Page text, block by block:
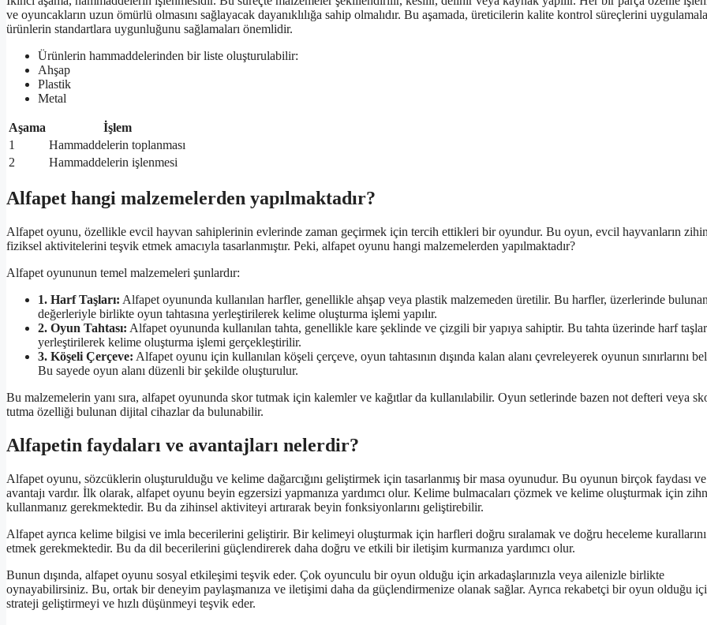
ve oyuncakların uzun ömürlü olmasını sağlayacak dayanıklılığa sahip olmalıdır. Bu aşamada, üreticilerin kalite kontrol süreçlerini
ürünlerin standartlara uygunluğunu sağlamaları önemlidir.
Ürünlerin hammaddelerinden bir liste oluşturulabilir:
Ahşap
Plastik
Metal
Aşama
İşlem
1
Hammaddelerin toplanması
2
Hammaddelerin işlenmesi
Alfapet hangi malzemelerden yapılmaktadır?
Alfapet oyunu, özellikle evcil hayvan sahiplerinin evlerinde zaman geçirmek için tercih ettikleri bir oyundur. Bu oyun, evcil hayvanların
fiziksel aktivitelerini teşvik etmek amacıyla tasarlanmıştır. Peki, alfapet oyunu hangi malzemelerden yapılmaktadır?
Alfapet oyununun temel malzemeleri şunlardır:
1. Harf Taşları: Alfapet oyununda kullanılan harfler, genellikle ahşap veya plastik malzemeden üretilir. Bu harfler, üzerlerinde
değerleriyle birlikte oyun tahtasına yerleştirilerek kelime oluşturma işlemi yapılır.
2. Oyun Tahtası: Alfapet oyununda kullanılan tahta, genellikle kare şeklinde ve çizgili bir yapıya sahiptir. Bu tahta üzerinde harf
yerleştirilerek kelime oluşturma işlemi gerçekleştirilir.
3. Köşeli Çerçeve: Alfapet oyunu için kullanılan köşeli çerçeve, oyun tahtasının dışında kalan alanı çevreleyerek oyunun sınırlarını
Bu sayede oyun alanı düzenli bir şekilde oluşturulur.
Bu malzemelerin yanı sıra, alfapet oyununda skor tutmak için kalemler ve kağıtlar da kullanılabilir. Oyun setlerinde bazen not defteri veya
tutma özelliği bulunan dijital cihazlar da bulunabilir.
Alfapetin faydaları ve avantajları nelerdir?
Alfapet oyunu, sözcüklerin oluşturulduğu ve kelime dağarcığını geliştirmek için tasarlanmış bir masa oyunudur. Bu oyunun birçok faydası ve
avantajı vardır. İlk olarak, alfapet oyunu beyin egzersizi yapmanıza yardımcı olur. Kelime bulmacaları çözmek ve kelime oluşturmak için
kullanmanız gerekmektedir. Bu da zihinsel aktiviteyi artırarak beyin fonksiyonlarını geliştirebilir.
Alfapet ayrıca kelime bilgisi ve imla becerilerini geliştirir. Bir kelimeyi oluşturmak için harfleri doğru sıralamak ve doğru heceleme
etmek gerekmektedir. Bu da dil becerilerini güçlendirerek daha doğru ve etkili bir iletişim kurmanıza yardımcı olur.
Bunun dışında, alfapet oyunu sosyal etkileşimi teşvik eder. Çok oyunculu bir oyun olduğu için arkadaşlarınızla veya ailenizle birlikte
oynayabilirsiniz. Bu, ortak bir deneyim paylaşmanıza ve iletişimi daha da güçlendirmenize olanak sağlar. Ayrıca rekabetçi bir oyun olduğu
strateji geliştirmeyi ve hızlı düşünmeyi teşvik eder.